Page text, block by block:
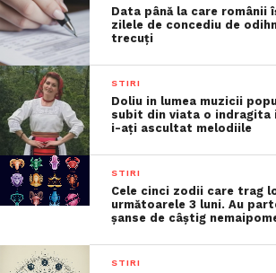
Data până la care românii
zilele de concediu de
trecuţi
STIRI
Doliu in lumea muzicii
subit din viata o
i-ați ascultat melodiile
STIRI
Cele cinci zodii care trag
următoarele 3 luni. Au
șanse de câștig
STIRI